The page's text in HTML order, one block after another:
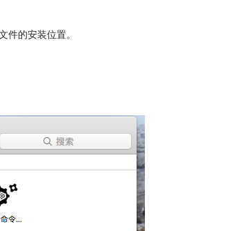
件的安装位置。